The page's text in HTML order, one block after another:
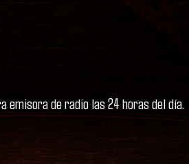
emisora de radio las 24 horas del día.